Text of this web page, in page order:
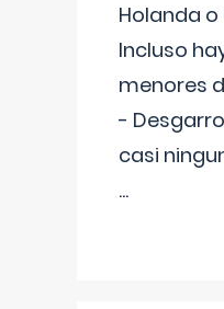
Holanda o
Incluso
menores
-
casi
...